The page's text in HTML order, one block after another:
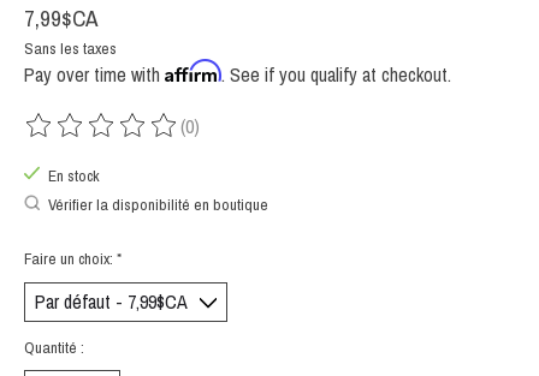
7,99$CA
Sans les taxes
Pay over time with Affirm. See if you qualify at checkout.
Ce produit est évalué à
(0)
En stock
Vérifier la disponibilité en boutique
Faire un choix: *
Quantité :